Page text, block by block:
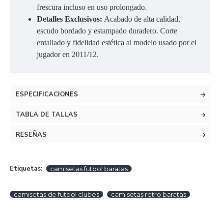
frescura incluso en uso prolongado.
Detalles Exclusivos: Acabado de alta calidad,
escudo bordado y estampado duradero. Corte
entallado y fidelidad estética al modelo usado por el
jugador en 2011/12.
ESPECIFICACIONES
TABLA DE TALLAS
RESEÑAS
Etiquetas: camisetas futbol baratas
camisetas de futbol clubes camisetas retro baratas